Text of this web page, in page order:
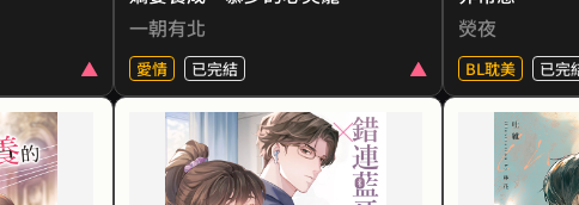
直到他婚禮那日，她站在那樓梯之
“慕叔，我想要過正常人的生活
了。”
卻是那人輕笑回之—— “暖暖，你
又忘記吃藥了。
一朝有北
愛情 已完結
被迫失去自
意圖強行標
地出手，那些
α都覺得他
閒事，但他
任何α會理
「為了避免
熒夜
BL耽美 已完
堂主ｘ
防彈鋼
★ 18禁高H甜寵偽骨科，清冷禁欲
（斯文敗類？）哥哥 x 乖巧軟萌
（外純內騷？）妹妹
專職醫療訴
儘管被告葉